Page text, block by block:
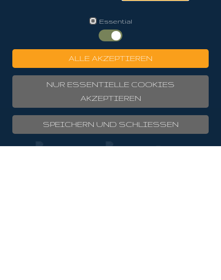
Essential
ALLE AKZEPTIEREN
NUR ESSENTIELLE COOKIES
AKZEPTIEREN
SPEICHERN UND SCHLIESSEN